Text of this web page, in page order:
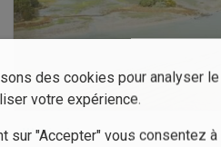
Webinaire
des cookies pour analyser
votre expérience.
sur "Accepter" vous consentez